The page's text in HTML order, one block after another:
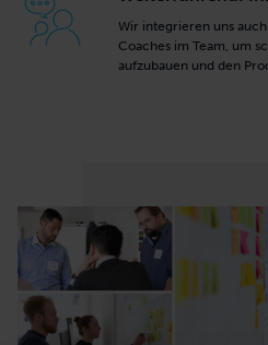
Wir integrieren uns
Coaches im Team, um
aufzubauen und den